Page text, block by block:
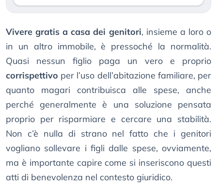
Vivere gratis a casa dei genitori, insieme a loro o
in un altro immobile, è pressoché la normalità.
Quasi nessun figlio paga un vero e proprio
corrispettivo per l’uso dell’abitazione familiare, per
quanto magari contribuisca alle spese, anche
perché generalmente è una soluzione pensata
proprio per risparmiare e cercare una stabilità.
Non c’è nulla di strano nel fatto che i genitori
vogliano sollevare i figli dalle spese, ovviamente,
ma è importante capire come si inseriscono questi
atti di benevolenza nel contesto giuridico.